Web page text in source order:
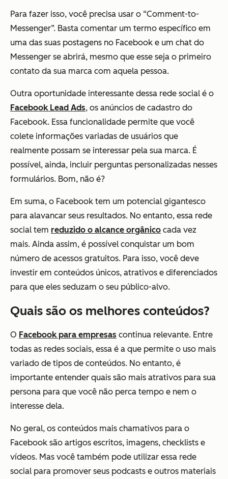
Para fazer isso, você precisa usar o “Comment-to-
Messenger”. Basta comentar um termo específico em
uma das suas postagens no Facebook e um chat do
Messenger se abrirá, mesmo que esse seja o primeiro
contato da sua marca com aquela pessoa.
Outra oportunidade interessante dessa rede social é o
Facebook Lead Ads, os anúncios de cadastro do
Facebook. Essa funcionalidade permite que você
colete informações variadas de usuários que
realmente possam se interessar pela sua marca. É
possível, ainda, incluir perguntas personalizadas nesses
formulários. Bom, não é?
Em suma, o Facebook tem um potencial gigantesco
para alavancar seus resultados. No entanto, essa rede
social tem reduzido o alcance orgânico cada vez
mais. Ainda assim, é possível conquistar um bom
número de acessos gratuitos. Para isso, você deve
investir em conteúdos únicos, atrativos e diferenciados
para que eles seduzam o seu público-alvo.
Quais são os melhores conteúdos?
O Facebook para empresas continua relevante. Entre
todas as redes sociais, essa é a que permite o uso mais
variado de tipos de conteúdos. No entanto, é
importante entender quais são mais atrativos para sua
persona para que você não perca tempo e nem o
interesse dela.
No geral, os conteúdos mais chamativos para o
Facebook são artigos escritos, imagens, checklists e
vídeos. Mas você também pode utilizar essa rede
social para promover seus podcasts e outros materiais